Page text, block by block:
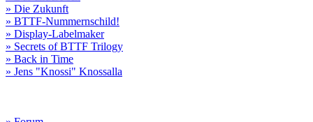
» Die Zukunft
» BTTF-Nummernschild!
» Display-Labelmaker
» Secrets of BTTF Trilogy
» Back in Time
» Jens "Knossi" Knossalla